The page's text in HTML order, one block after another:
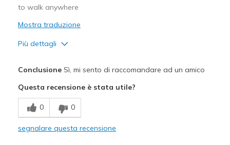
to walk anywhere
Mostra traduzione
Più dettagli
Breathe Well
Comfortable
ConclusioneSì, mi sento di raccomandare ad un amico
Questa recensione è stata utile?
0 0
segnalare questa recensione